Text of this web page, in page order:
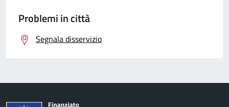
Problemi in città
Segnala disservizio